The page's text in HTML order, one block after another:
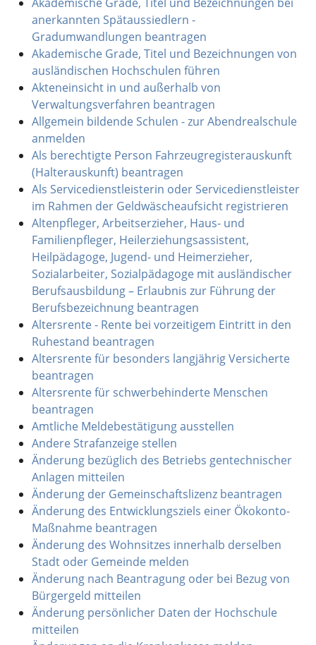
anerkannten Spätaussiedlern -
Gradumwandlungen beantragen
Akademische Grade, Titel und Bezeichnungen von
ausländischen Hochschulen führen
Akteneinsicht in und außerhalb von
Verwaltungsverfahren beantragen
Allgemein bildende Schulen - zur Abendrealschule
anmelden
Als berechtigte Person Fahrzeugregisterauskunft
(Halterauskunft) beantragen
Als Servicedienstleisterin oder Servicedienstleister
im Rahmen der Geldwäscheaufsicht registrieren
Altenpfleger, Arbeitserzieher, Haus- und
Familienpfleger, Heilerziehungsassistent,
Heilpädagoge, Jugend- und Heimerzieher,
Sozialarbeiter, Sozialpädagoge mit ausländischer
Berufsausbildung – Erlaubnis zur Führung der
Berufsbezeichnung beantragen
Altersrente - Rente bei vorzeitigem Eintritt in den
Ruhestand beantragen
Altersrente für besonders langjährig Versicherte
beantragen
Altersrente für schwerbehinderte Menschen
beantragen
Amtliche Meldebestätigung ausstellen
Andere Strafanzeige stellen
Änderung bezüglich des Betriebs gentechnischer
Anlagen mitteilen
Änderung der Gemeinschaftslizenz beantragen
Änderung des Entwicklungsziels einer Ökokonto-
Maßnahme beantragen
Änderung des Wohnsitzes innerhalb derselben
Stadt oder Gemeinde melden
Änderung nach Beantragung oder bei Bezug von
Bürgergeld mitteilen
Änderung persönlicher Daten der Hochschule
mitteilen